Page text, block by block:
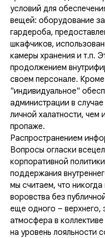
условий для
вещей: оборудование
гардероба,
шкафчиков,
камеры хранения и т.п.
продолжением
своем персонале. Кроме
"индивидуальное"
администрации в случае
личной халатности, чем
пропаже.
Распространением
Вопросы огласки
корпоративной
поддержания
мы считаем, что
воровства без
еще одного – верхнего,
атмосфера в
на уровень лояльности